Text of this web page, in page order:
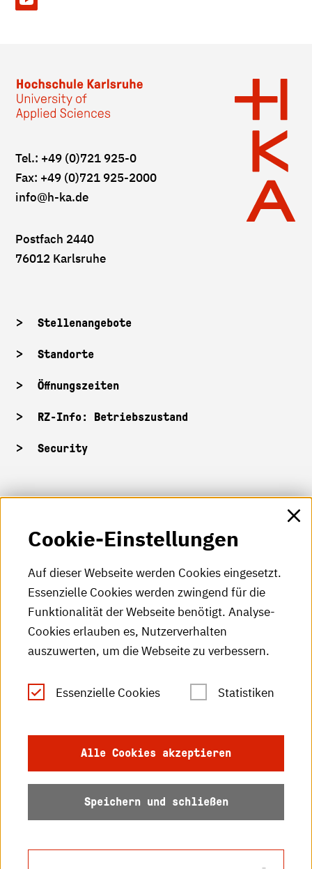
Tel.: +49 (0)721 925-0
Fax: +49 (0)721 925-2000
info@h-ka.de
Postfach 2440
76012 Karlsruhe
Stellenangebote
Standorte
Öffnungszeiten
RZ-Info: Betriebszustand
Security
HKA-Shop
HKA-Videos
HKA-Podcast
HKA-Publikationen
RSS-Feed
Leichte Sprache
Datenschutz
Barrierefreiheit
Cookie-Einstellungen
Auf dieser Webseite werden Cookies eingesetzt.
Essenzielle Cookies werden zwingend für die
Funktionalität der Webseite benötigt. Analyse-
Cookies erlauben es, Nutzerverhalten
auszuwerten, um die Webseite zu verbessern.
Essenzielle Cookies Statistiken
Alle Cookies akzeptieren
Speichern und schließen